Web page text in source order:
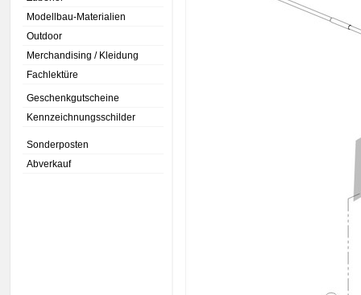
Modellbau-Materialien
Outdoor
Merchandising / Kleidung
Fachlektüre
Geschenkgutscheine
Kennzeichnungsschilder
Sonderposten
Abverkauf